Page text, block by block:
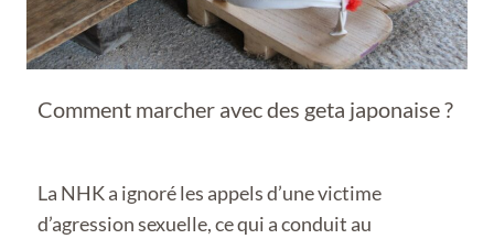
Comment marcher avec des geta japonaise ?
La NHK a ignoré les appels d’une victime
d’agression sexuelle, ce qui a conduit au